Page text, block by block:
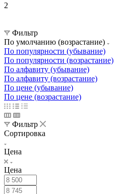
2
Фильтр
По умолчанию (возрастание)
По популярности (убывание)
По популярности (возрастание)
По алфавиту (убывание)
По алфавиту (возрастание)
По цене (убывание)
По цене (возрастание)
Фильтр
Сортировка
Цена
Цена